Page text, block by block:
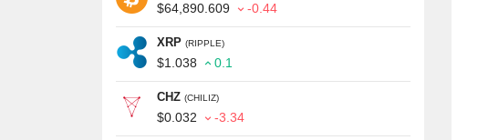
$64,890.609 -0.44
XRP (RIPPLE)
$1.038 0.1
CHZ (CHILIZ)
$0.032 -3.34